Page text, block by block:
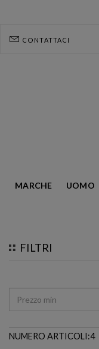
CONTATTACI
MARCHE UOMO
HOMEPAGE FEDI
FILTRI
NUMERO ARTICOLI:4